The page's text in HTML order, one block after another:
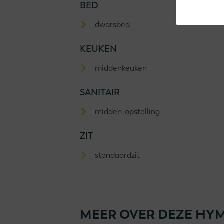
BED
dwarsbed
KEUKEN
middenkeuken
SANITAIR
midden-opstelling
ZIT
standaardzit
MEER OVER DEZE